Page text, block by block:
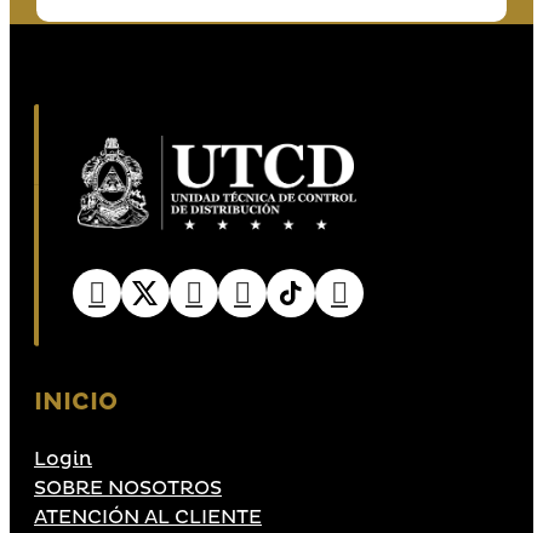
INICIO
Login
SOBRE NOSOTROS
ATENCIÓN AL CLIENTE